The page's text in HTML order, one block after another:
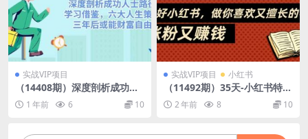
实战VIP项目
（14408期）深度剖析成功人
士路径，学习借鉴，六大人生
策略，三年后或能财富自由
1 年前 6 10
实战VIP项目 小红书
（11492期）35天-小红书特训
营(42期)，用好小红书，做你
喜欢又擅长的事，涨粉又赚钱
2 年前 8 10